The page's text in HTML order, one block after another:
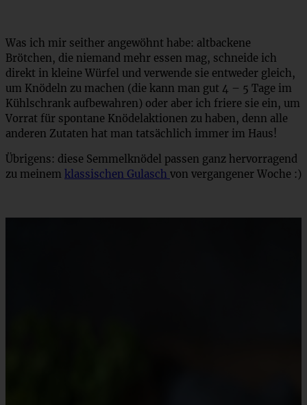
Was ich mir seither angewöhnt habe: altbackene
Brötchen, die niemand mehr essen mag, schneide ich
direkt in kleine Würfel und verwende sie entweder gleich,
um Knödeln zu machen (die kann man gut 4 – 5 Tage im
Kühlschrank aufbewahren) oder aber ich friere sie ein, um
Vorrat für spontane Knödelaktionen zu haben, denn alle
anderen Zutaten hat man tatsächlich immer im Haus!
Übrigens: diese Semmelknödel passen ganz hervorragend
zu meinem klassischen Gulasch von vergangener Woche :)